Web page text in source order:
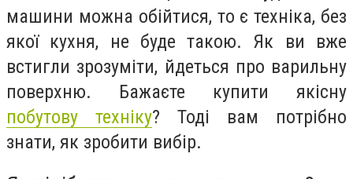
машини можна обійтися, то є техніка, без
якої кухня, не буде такою. Як ви вже
встигли зрозуміти, йдеться про варильну
поверхню. Бажаєте купити якісну
побутову техніку? Тоді вам потрібно
знати, як зробити вибір.